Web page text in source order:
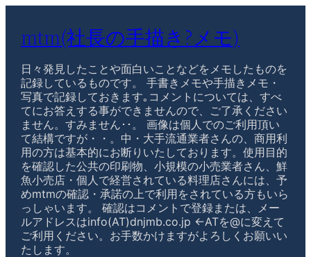
mtm(社長の手描き?メモ)
日々発見したことや面白いことなどをメモしたものを
記録しているものです。 手書きメモや手描きメモ・
写真で記録しておきます｡コメントについては、すべ
てにお答えする事ができませんので、ご了承ください
ません。すみません･･。 画像は個人でのご利用頂い
て結構ですが・・。中・大手流通業者さんの、商用利
用の方は基本的にお断りいたしております。使用目的
を確認した公共の印刷物、小規模の小売業者さん、鮮
魚小売店・個人で経営されている料理店さんには、予
めmtmの確認・承諾の上で利用をされている方もいら
っしゃいます。 確認はコメントで登録または、メー
ルアドレスはinfo(AT)dnjmb.co.jp ←ATを@に変えて
ご利用ください。お手数かけますがよろしくお願いい
たします。